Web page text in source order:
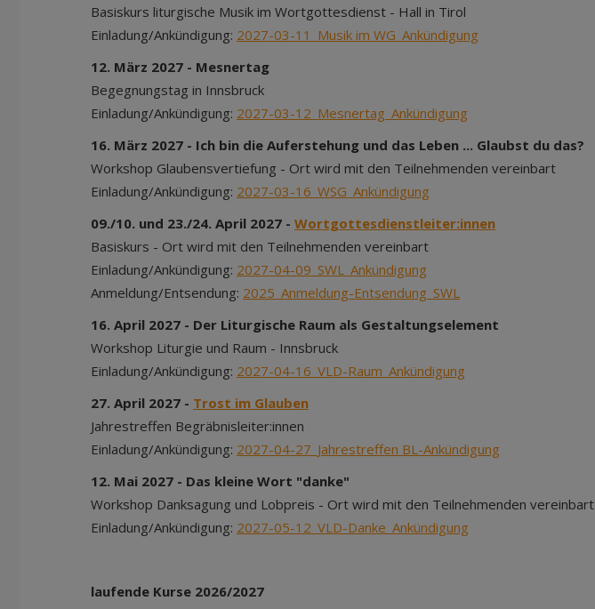
Basiskurs liturgische Musik im Wortgottesdienst - Hall in Tirol
Einladung/Ankündigung: 2027-03-11_Musik im WG_Ankündigung
12. März 2027 - Mesnertag
Begegnungstag in Innsbruck
Einladung/Ankündigung: 2027-03-12_Mesnertag_Ankündigung
16. März 2027 - Ich bin die Auferstehung und das Leben ... Glaubst du das?
Workshop Glaubensvertiefung - Ort wird mit den Teilnehmenden vereinbart
Einladung/Ankündigung: 2027-03-16_WSG_Ankündigung
09./10. und 23./24. April 2027 - Wortgottesdienstleiter:innen
Basiskurs - Ort wird mit den Teilnehmenden vereinbart
Einladung/Ankündigung: 2027-04-09_SWL_Ankündigung
Anmeldung/Entsendung: 2025_Anmeldung-Entsendung_SWL
16. April 2027 - Der Liturgische Raum als Gestaltungselement
Workshop Liturgie und Raum - Innsbruck
Einladung/Ankündigung: 2027-04-16_VLD-Raum_Ankündigung
27. April 2027 - Trost im Glauben
Jahrestreffen Begräbnisleiter:innen
Einladung/Ankündigung: 2027-04-27_Jahrestreffen BL-Ankündigung
12. Mai 2027 - Das kleine Wort "danke"
Workshop Danksagung und Lobpreis - Ort wird mit den Teilnehmenden vereinbart
Einladung/Ankündigung: 2027-05-12_VLD-Danke_Ankündigung
laufende Kurse 2026/2027